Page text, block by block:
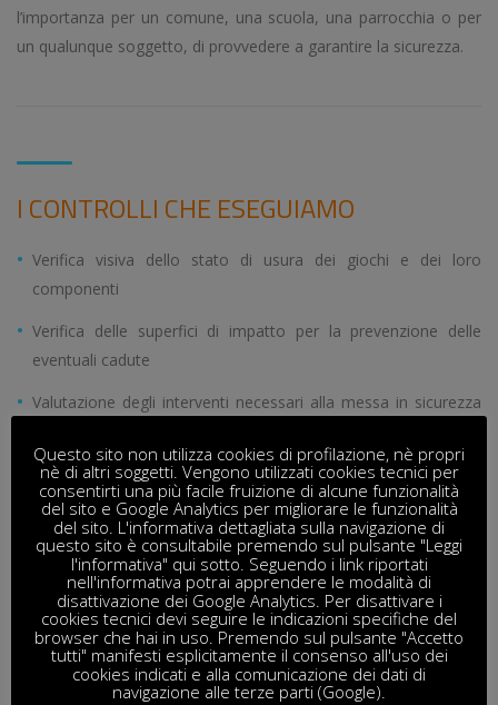
l’importanza per un comune, una scuola, una parrocchia o per
un qualunque soggetto, di provvedere a garantire la sicurezza.
I CONTROLLI CHE ESEGUIAMO
Verifica visiva dello stato di usura dei giochi e dei loro
componenti
Verifica delle superfici di impatto per la prevenzione delle
eventuali cadute
Valutazione degli interventi necessari alla messa in sicurezza
NELLO SPECIFICO
– Condizioni strutturali
– Fondazioni
– Pavimentazione
– Lubrificazione giunti
– Distanze di Sicurezza
– Sostituzione parti usurate
Questo sito non utilizza cookies di profilazione, nè propri
nè di altri soggetti. Vengono utilizzati cookies tecnici per
consentirti una più facile fruizione di alcune funzionalità
del sito e Google Analytics per migliorare le funzionalità
del sito. L'informativa dettagliata sulla navigazione di
questo sito è consultabile premendo sul pulsante "Leggi
l'informativa" qui sotto. Seguendo i link riportati
nell'informativa potrai apprendere le modalità di
disattivazione dei Google Analytics. Per disattivare i
cookies tecnici devi seguire le indicazioni specifiche del
browser che hai in uso. Premendo sul pulsante "Accetto
tutti" manifesti esplicitamente il consenso all'uso dei
cookies indicati e alla comunicazione dei dati di
navigazione alle terze parti (Google).